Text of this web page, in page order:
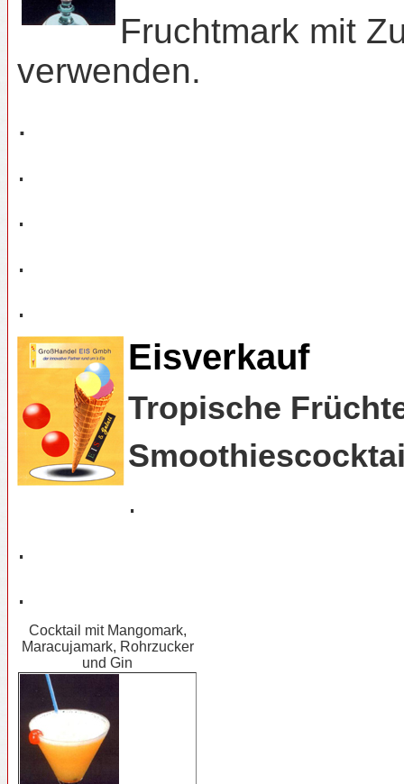
Fruchtmark mit
verwenden.
.
.
.
.
.
Eisverkauf
Tropische
.
.
.
Cocktail mit Mangomark,
Maracujamark, Rohrzucker
und Gin